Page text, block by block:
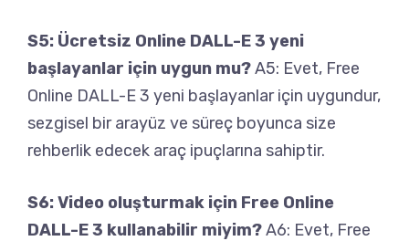
S5: Ücretsiz Online DALL-E 3 yeni
başlayanlar için uygun mu?A5: Evet, Free
Online DALL-E 3 yeni başlayanlar için uygundur,
sezgisel bir arayüz ve süreç boyunca size
rehberlik edecek araç ipuçlarına sahiptir.
S6: Video oluşturmak için Free Online
DALL-E 3 kullanabilir miyim?A6: Evet, Free